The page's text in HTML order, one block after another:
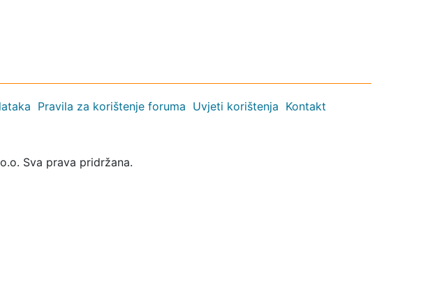
Pravila za korištenje foruma Uvjeti korištenja Kontakt
Sva prava pridržana.